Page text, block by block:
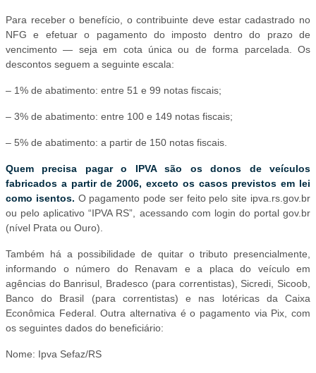
Para receber o benefício, o contribuinte deve estar cadastrado no
NFG e efetuar o pagamento do imposto dentro do prazo de
vencimento — seja em cota única ou de forma parcelada. Os
descontos seguem a seguinte escala:
– 1% de abatimento: entre 51 e 99 notas fiscais;
– 3% de abatimento: entre 100 e 149 notas fiscais;
– 5% de abatimento: a partir de 150 notas fiscais.
Quem precisa pagar o IPVA são os donos de veículos
fabricados a partir de 2006, exceto os casos previstos em lei
como isentos. O pagamento pode ser feito pelo site ipva.rs.gov.br
ou pelo aplicativo “IPVA RS”, acessando com login do portal gov.br
(nível Prata ou Ouro).
Também há a possibilidade de quitar o tributo presencialmente,
informando o número do Renavam e a placa do veículo em
agências do Banrisul, Bradesco (para correntistas), Sicredi, Sicoob,
Banco do Brasil (para correntistas) e nas lotéricas da Caixa
Econômica Federal. Outra alternativa é o pagamento via Pix, com
os seguintes dados do beneficiário:
Nome: Ipva Sefaz/RS